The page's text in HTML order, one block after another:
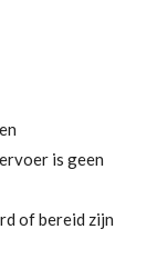
is geen
of bereid zijn